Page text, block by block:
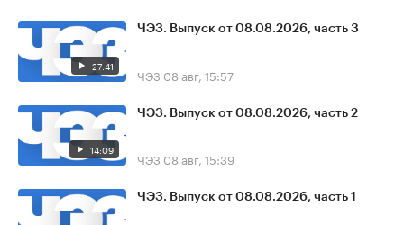
27:41
ЧЭЗ. Выпуск от 08.08.2026, часть 3
ЧЭЗ 08 авг, 15:57
14:09
ЧЭЗ. Выпуск от 08.08.2026, часть 2
ЧЭЗ 08 авг, 15:39
ЧЭЗ. Выпуск от 08.08.2026, часть 1